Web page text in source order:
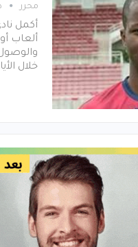
محرر
أكمل
ألعاب
خلال